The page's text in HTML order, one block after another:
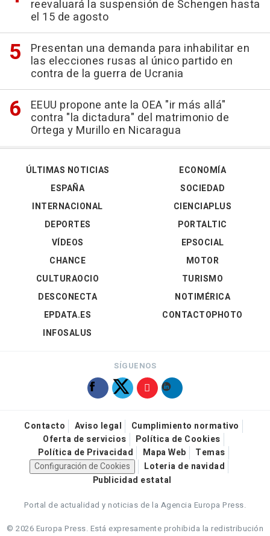
reevaluará la suspensión de Schengen hasta
el 15 de agosto
Presentan una demanda para inhabilitar en
las elecciones rusas al único partido en
contra de la guerra de Ucrania
EEUU propone ante la OEA "ir más allá"
contra "la dictadura" del matrimonio de
Ortega y Murillo en Nicaragua
ÚLTIMAS NOTICIAS
ESPAÑA
INTERNACIONAL
DEPORTES
VÍDEOS
ECONOMÍA
SOCIEDAD
CIENCIAPLUS
PORTALTIC
EPSOCIAL
CHANCE
CULTURAOCIO
DESCONECTA
EPDATA.ES
INFOSALUS
MOTOR
TURISMO
NOTIMÉRICA
CONTACTOPHOTO
SÍGUENOS
Contacto Aviso legal
Cumplimiento normativo
Oferta de servicios
Política de Cookies
Política de Privacidad
Mapa Web
Temas
Configuración de Cookies
Loteria de navidad
Publicidad estatal
Portal de actualidad y noticias de la Agencia Europa Press.
© 2026 Europa Press. Está expresamente prohibida la redistribución